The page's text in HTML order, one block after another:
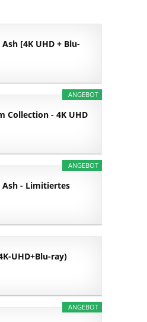
[4K UHD + Blu-
ANGEBOT
Collection - 4K UHD
ANGEBOT
Ash - Limitiertes
UHD+Blu-ray)
ANGEBOT